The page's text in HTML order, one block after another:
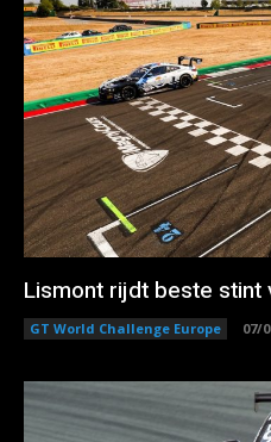
Lismont rijdt beste stint
GT World Challenge Europe 07/